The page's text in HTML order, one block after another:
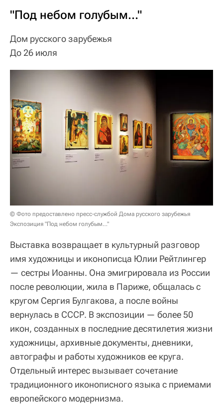
"Под небом голубым…"
Дом русского зарубежья
До 26 июля
© Фото предоставлено пресс-службой Дома русского зарубежья
Экспозиция "Под небом голубым…"
Выставка возвращает в культурный разговор
имя художницы и иконописца Юлии Рейтлингер
— сестры Иоанны. Она эмигрировала из России
после революции, жила в Париже, общалась с
кругом Сергия Булгакова, а после войны
вернулась в СССР. В экспозиции — более 50
икон, созданных в последние десятилетия жизни
художницы, архивные документы, дневники,
автографы и работы художников ее круга.
Отдельный интерес вызывает сочетание
традиционного иконописного языка с приемами
европейского модернизма.